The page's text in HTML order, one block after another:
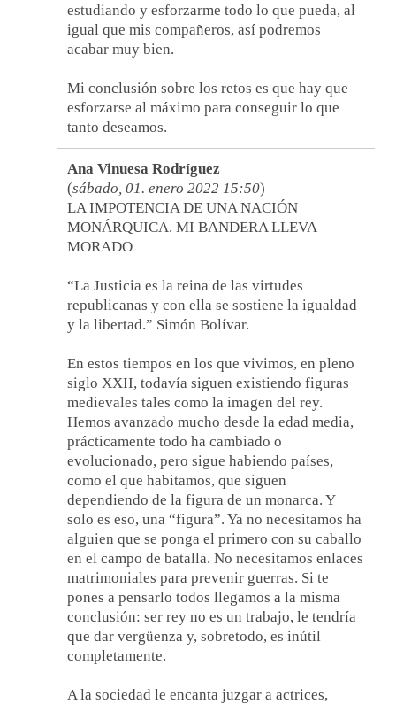
estudiando y esforzarme todo lo que pueda, al
igual que mis compañeros, así podremos
acabar muy bien.
Mi conclusión sobre los retos es que hay que
esforzarse al máximo para conseguir lo que
tanto deseamos.
Ana Vinuesa Rodríguez
(sábado, 01. enero 2022 15:50)
LA IMPOTENCIA DE UNA NACIÓN
MONÁRQUICA. MI BANDERA LLEVA
MORADO
“La Justicia es la reina de las virtudes
republicanas y con ella se sostiene la igualdad
y la libertad.” Simón Bolívar.
En estos tiempos en los que vivimos, en pleno
siglo XXII, todavía siguen existiendo figuras
medievales tales como la imagen del rey.
Hemos avanzado mucho desde la edad media,
prácticamente todo ha cambiado o
evolucionado, pero sigue habiendo países,
como el que habitamos, que siguen
dependiendo de la figura de un monarca. Y
solo es eso, una “figura”. Ya no necesitamos ha
alguien que se ponga el primero con su caballo
en el campo de batalla. No necesitamos enlaces
matrimoniales para prevenir guerras. Si te
pones a pensarlo todos llegamos a la misma
conclusión: ser rey no es un trabajo, le tendría
que dar vergüenza y, sobretodo, es inútil
completamente.
A la sociedad le encanta juzgar a actrices,